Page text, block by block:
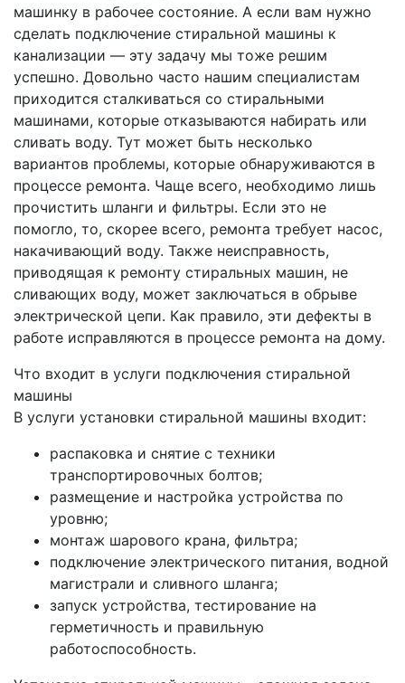
машинку в рабочее состояние. А если вам нужно
сделать подключение стиральной машины к
канализации — эту задачу мы тоже решим
успешно. Довольно часто нашим специалистам
приходится сталкиваться со стиральными
машинами, которые отказываются набирать или
сливать воду. Тут может быть несколько
вариантов проблемы, которые обнаруживаются в
процессе ремонта. Чаще всего, необходимо лишь
прочистить шланги и фильтры. Если это не
помогло, то, скорее всего, ремонта требует насос,
накачивающий воду. Также неисправность,
приводящая к ремонту стиральных машин, не
сливающих воду, может заключаться в обрыве
электрической цепи. Как правило, эти дефекты в
работе исправляются в процессе ремонта на дому.
Что входит в услуги подключения стиральной
машины
В услуги установки стиральной машины входит:
распаковка и снятие с техники
транспортировочных болтов;
размещение и настройка устройства по
уровню;
монтаж шарового крана, фильтра;
подключение электрического питания, водной
магистрали и сливного шланга;
запуск устройства, тестирование на
герметичность и правильную
работоспособность.